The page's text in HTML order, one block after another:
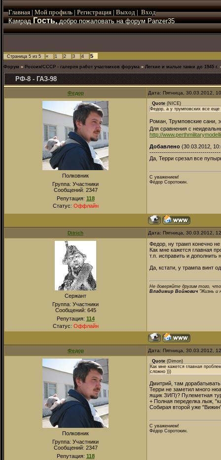
Главная | Мой профиль | Регистрация | Выход | Вход
КамрадГость,добро пожаловать на форум Panzer35
Страница 5 из 5 « 1 2 3 4 5
Форум » Россия/СССР - галерея работ участников форума » Легкие и малые танки до 1945 г.
РФ-8 - ГАЗ-98
Федор Дата: Пятница, 30.03.2012,
Полковник
Группа: Участники
Сообщений: 2347
Репутация: 118
Статус: Оффлайн
Quote (NICE)
Федор, а у трумповских все еще
Роман, Трумповские сани,
Для сравнения с
http://
Добавлено (30.03.2012,
Да, Терри срезал все
С уважением!
Фёдор Соротокин.
Ditrich Дата: Пятница, 30.03.2012,
Сержант
Группа: Участники
Сообщений: 645
Репутация: 114
Статус: Оффлайн
Федор, ну трамп конечно не
Как мне кажется главная
т.п. исправить и дополнить
Да, кстати, у трампа винт
Не доверяйте другим того,
Владимир Войнович "Жизнь и
Федор Дата: Пятница, 30.03.2012,
Полковник
Группа: Участники
Сообщений: 2347
Репутация: 118
Quote (Dimon)
Как мне кажется главная
сложно )))
Дмитрий, там
Терри не заметил много
ящик ЗИП)? Пулеметная
+ Полная переделка лыж,
Собирая второй уже
С уважением!
Фёдор Соротокин.